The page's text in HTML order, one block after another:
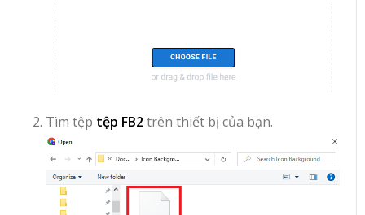
Tìm tệp tệp FB2trên thiết bị của bạn.